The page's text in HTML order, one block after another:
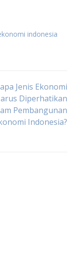
indonesia
Jenis Ekonomi
Diperhatikan
Pembangunan
Indonesia?